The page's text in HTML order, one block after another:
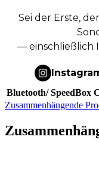
Sei der Erste,
— einschließlich
Bluetooth/ SpeedBox
Zusammenhängende